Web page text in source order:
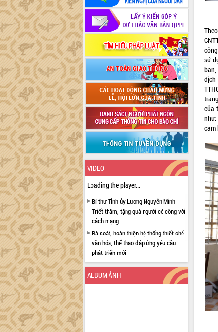
VIDEO
Loading the player...
Bí thư Tỉnh ủy Lương Nguyễn Minh
Triết thăm, tặng quà người có công với
cách mạng
Rà soát, hoàn thiện hệ thống thiết chế
văn hóa, thể thao đáp ứng yêu cầu
phát triển mới
Thường trực HĐND tỉnh Đắk Lắk gặp
mặt Đoàn chuyên gia y tế TP. Hồ Chí
Minh
ALBUM ẢNH
sử
ban,
dịch
của
như:
cam